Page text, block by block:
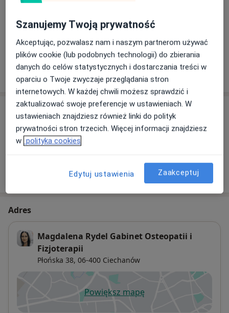
Dorośli
Dzieci
Pokaż więcej
o doświadczeniu
Usługi i ceny
Brak informacji o usługach i cenach
Ten lekarz nie dodał jeszcze informacji o usługach i
Adres
Magdalena Rydel Gabinet Osteopatii i
Fizjoterapii
Płońska 38, 06-400 Ciechanów
Powiększ mapęotwiera się w nowej karcie
Szanujemy Twoją prywatność
Akceptując, pozwalasz nam i naszym partnerom używać
plików cookie (lub podobnych technologii) do zbierania
danych do celów statystycznych i dostarczania treści w
oparciu o Twoje zwyczaje przeglądania stron
internetowych. W każdej chwili możesz sprawdzić i
zaktualizować swoje preferencje w ustawieniach. W
ustawieniach znajdziesz również linki do polityk
prywatności stron trzecich. Więcej informacji znajdziesz
w polityka cookies
Edytuj ustawienia Zaakceptuj